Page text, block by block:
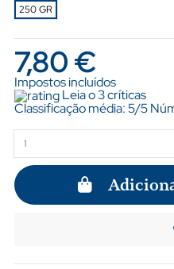
250 GR
7,80 €
Impostos incluídos
Leia o 3 críticas
Classificação média:5/5